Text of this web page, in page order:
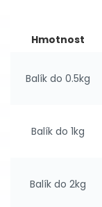
Hmotnost
Balík do 0.5kg
Balík do 1kg
Balík do 2kg